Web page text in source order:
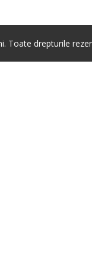
Toate drepturile